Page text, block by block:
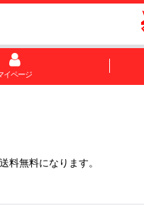
イページ
料無料になります。